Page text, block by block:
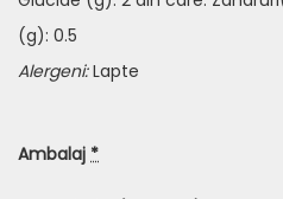
(g): 0.5
Alergeni:Lapte
Ambalaj *